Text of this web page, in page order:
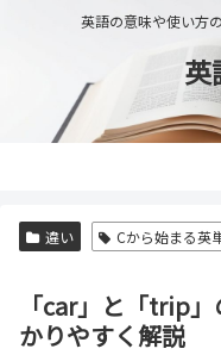
英語の意味や使い方
英
違い Cから始まる英
「car」と「trip
かりやすく解説